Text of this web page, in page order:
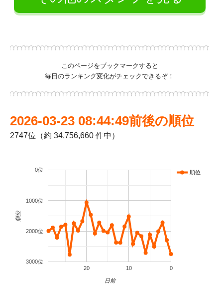
このページをブックマークすると
毎日のランキング変化がチェックできるぞ！
2026-03-23 08:44:49前後の順位
2747位（約 34,756,660 件中）
順位
20 10 0
0位
1000位
2000位
3000位
日前
順位